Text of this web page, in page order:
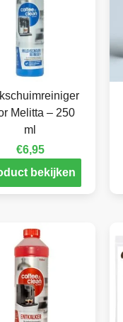
Melitta – 250
ml
€6,95
bekijken